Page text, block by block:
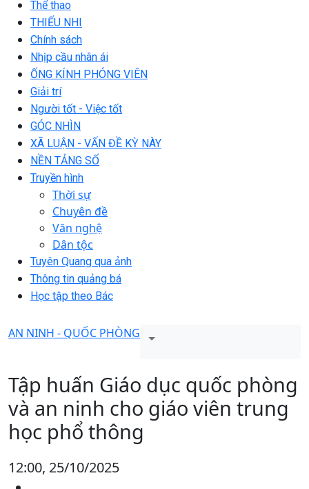
Thể thao
THIẾU NHI
Chính sách
Nhịp cầu nhân ái
ỐNG KÍNH PHÓNG VIÊN
Giải trí
Người tốt - Việc tốt
GÓC NHÌN
XÃ LUẬN - VẤN ĐỀ KỲ NÀY
NỀN TẢNG SỐ
Truyền hình
Thời sự
Chuyên đề
Văn nghệ
Dân tộc
Tuyên Quang qua ảnh
Thông tin quảng bá
Học tập theo Bác
AN NINH - QUỐC PHÒNG
Tập huấn Giáo dục quốc phòng
và an ninh cho giáo viên trung
học phổ thông
12:00, 25/10/2025